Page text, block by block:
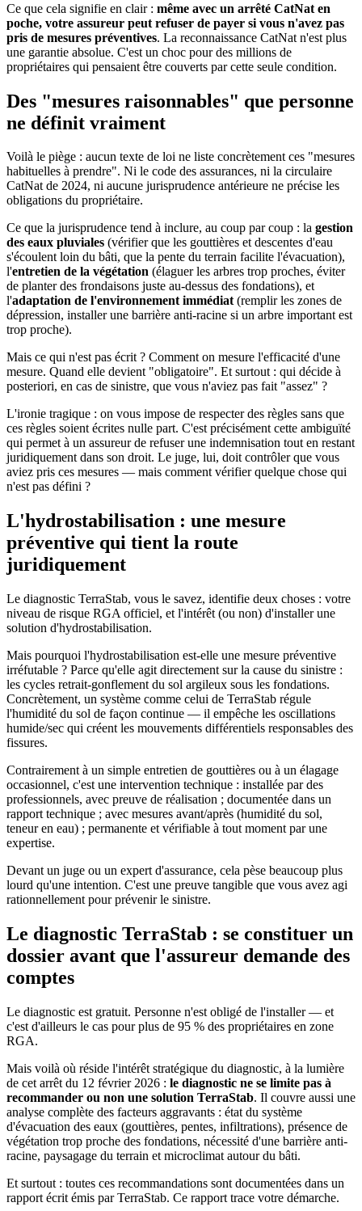
Ce que cela signifie en clair : même avec un arrêté CatNat en
poche, votre assureur peut refuser de payer si vous n'avez pas
pris de mesures préventives. La reconnaissance CatNat n'est plus
une garantie absolue. C'est un choc pour des millions de
propriétaires qui pensaient être couverts par cette seule condition.
Des "mesures raisonnables" que personne
ne définit vraiment
Voilà le piège : aucun texte de loi ne liste concrètement ces "mesures
habituelles à prendre". Ni le code des assurances, ni la circulaire
CatNat de 2024, ni aucune jurisprudence antérieure ne précise les
obligations du propriétaire.
Ce que la jurisprudence tend à inclure, au coup par coup : la gestion
des eaux pluviales (vérifier que les gouttières et descentes d'eau
s'écoulent loin du bâti, que la pente du terrain facilite l'évacuation),
l'entretien de la végétation (élaguer les arbres trop proches, éviter
de planter des frondaisons juste au-dessus des fondations), et
l'adaptation de l'environnement immédiat(remplir les zones de
dépression, installer une barrière anti-racine si un arbre important est
trop proche).
Mais ce qui n'est pas écrit ? Comment on mesure l'efficacité d'une
mesure. Quand elle devient "obligatoire". Et surtout : qui décide à
posteriori, en cas de sinistre, que vous n'aviez pas fait "assez" ?
L'ironie tragique : on vous impose de respecter des règles sans que
ces règles soient écrites nulle part. C'est précisément cette ambiguïté
qui permet à un assureur de refuser une indemnisation tout en restant
juridiquement dans son droit. Le juge, lui, doit contrôler que vous
aviez pris ces mesures — mais comment vérifier quelque chose qui
n'est pas défini ?
L'hydrostabilisation : une mesure
préventive qui tient la route
juridiquement
Le diagnostic TerraStab, vous le savez, identifie deux choses : votre
niveau de risque RGA officiel, et l'intérêt (ou non) d'installer une
solution d'hydrostabilisation.
Mais pourquoi l'hydrostabilisation est-elle une mesure préventive
irréfutable ? Parce qu'elle agit directement sur la cause du sinistre :
les cycles retrait-gonflement du sol argileux sous les fondations.
Concrètement, un système comme celui de TerraStab régule
l'humidité du sol de façon continue — il empêche les oscillations
humide/sec qui créent les mouvements différentiels responsables des
fissures.
Contrairement à un simple entretien de gouttières ou à un élagage
occasionnel, c'est une intervention technique : installée par des
professionnels, avec preuve de réalisation ; documentée dans un
rapport technique ; avec mesures avant/après (humidité du sol,
teneur en eau) ; permanente et vérifiable à tout moment par une
expertise.
Devant un juge ou un expert d'assurance, cela pèse beaucoup plus
lourd qu'une intention. C'est une preuve tangible que vous avez agi
rationnellement pour prévenir le sinistre.
Le diagnostic TerraStab : se constituer un
dossier avant que l'assureur demande des
comptes
Le diagnostic est gratuit. Personne n'est obligé de l'installer — et
c'est d'ailleurs le cas pour plus de 95 % des propriétaires en zone
RGA.
Mais voilà où réside l'intérêt stratégique du diagnostic, à la lumière
de cet arrêt du 12 février 2026 : le diagnostic ne se limite pas à
recommander ou non une solution TerraStab. Il couvre aussi une
analyse complète des facteurs aggravants : état du système
d'évacuation des eaux (gouttières, pentes, infiltrations), présence de
végétation trop proche des fondations, nécessité d'une barrière anti-
racine, paysagage du terrain et microclimat autour du bâti.
Et surtout : toutes ces recommandations sont documentées dans un
rapport écrit émis par TerraStab. Ce rapport trace votre démarche.